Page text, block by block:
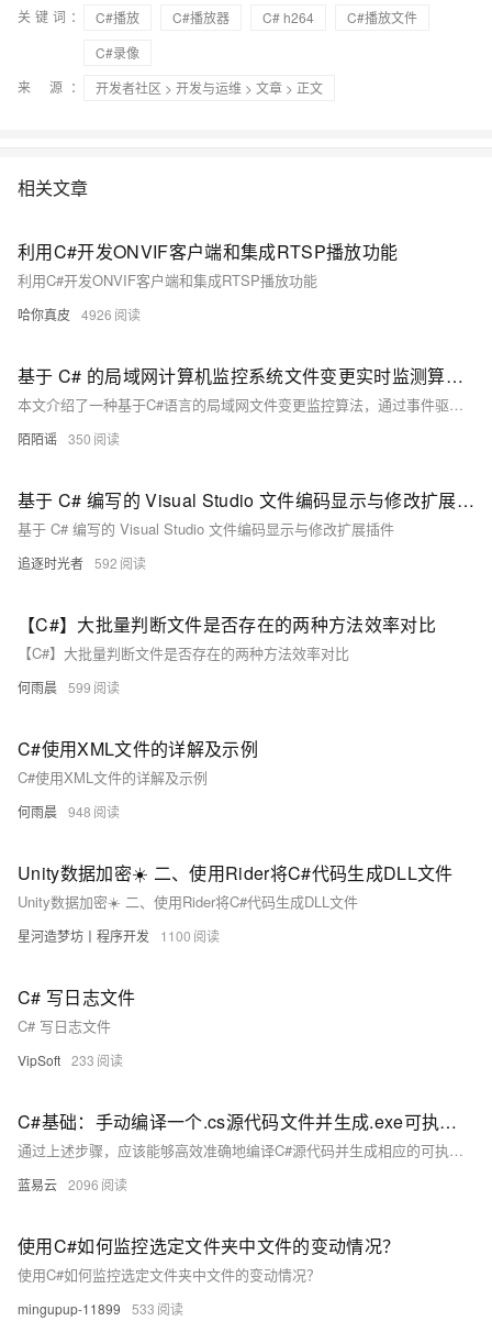
关键词：
C#播放 C#播放器 C# h264
C#播放文件
C#录像
来 源：
开发者社区 > 开发与运维 > 文章 > 正文
相关文章
利用C#开发ONVIF客户端和集成RTSP播放功能
利用C#开发ONVIF客户端和集成RTSP播放功能
哈你真皮 4926
基于 C# 的局域网计算机监控系统文件变更实时监测算法设计与实现研究
本文介绍了一种基于C#语言的局域网文件变更监控算法，通过事件驱动与批处理机制结合，实现高效、低负载的文件系统实时监控。核心内容涵盖监控机制选择（如事件触发机制）、数据结构设计（如监控文件列表、事件队列）及批处理优化策略。文章详细解析了C#实现的核心代码，并提出性能优化与可靠性保障措施，包括批量处理、事件过滤和异步处理等技术。最后，探讨了该算法在企业数据安全监控、文件同步备份等场景的应用潜力，以及未来向智能化扩展的方向，如文件内容分析、智能告警机制和分布式监控架构。
陌陌谣 350
基于 C# 编写的 Visual Studio 文件编码显示与修改扩展插件
基于 C# 编写的 Visual Studio 文件编码显示与修改扩展插件
追逐时光者 592
【C#】大批量判断文件是否存在的两种方法效率对比
【C#】大批量判断文件是否存在的两种方法效率对比
何雨晨 599
C#使用XML文件的详解及示例
C#使用XML文件的详解及示例
何雨晨 948
Unity数据加密☀️ 二、使用Rider将C#代码生成DLL文件
Unity数据加密☀️ 二、使用Rider将C#代码生成DLL文件
星河造梦坊丨程序开发 1100
C# 写日志文件
C# 写日志文件
VipSoft 233
C#基础：手动编译一个.cs源代码文件并生成.exe可执行文件
通过上述步骤，应该能够高效准确地编译C#源代码并生成相应的可执行文件。此外，这一过程强调了对命令行编译器的理解，这在调试和自动化编译流程中是非常重要的。
蓝易云 2096
使用C#如何监控选定文件夹中文件的变动情况？
使用C#如何监控选定文件夹中文件的变动情况？
mingupup-11899 533